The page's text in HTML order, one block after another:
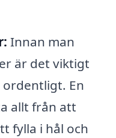
Innan man
är det viktigt
En
allt från att
fylla i hål och